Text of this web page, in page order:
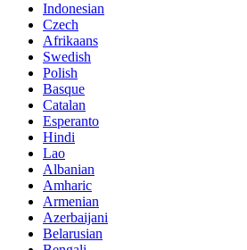
Indonesian
Czech
Afrikaans
Swedish
Polish
Basque
Catalan
Esperanto
Hindi
Lao
Albanian
Amharic
Armenian
Azerbaijani
Belarusian